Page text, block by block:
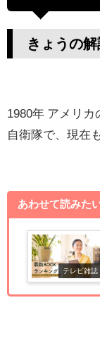
きょうの解
1980年 アメリ
自衛隊で、現在
あわせて読みた
テレビ雑誌